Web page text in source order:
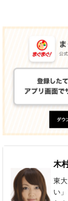
木
東
い